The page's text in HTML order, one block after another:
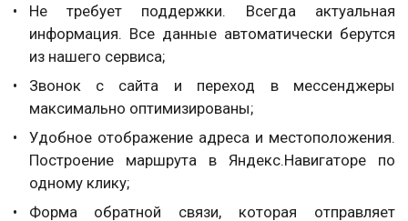
Не требует поддержки. Всегда актуальная
информация. Все данные автоматически берутся
из нашего сервиса;
Звонок с сайта и переход в мессенджеры
максимально оптимизированы;
Удобное отображение адреса и местоположения.
Построение маршрута в Яндекс.Навигаторе по
одному клику;
Форма обратной связи, которая отправляет